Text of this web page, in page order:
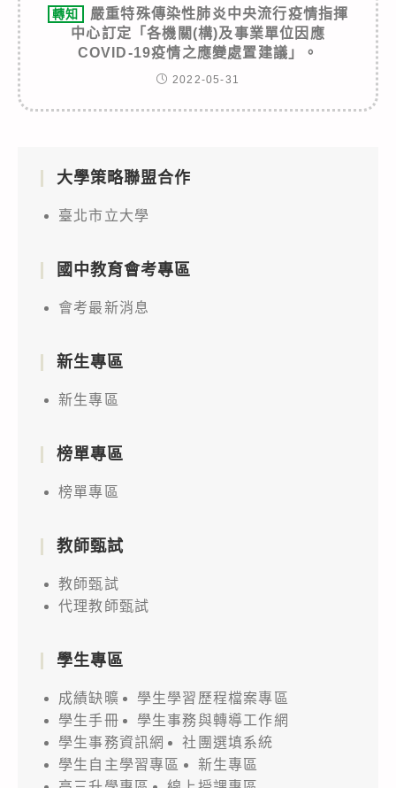
轉知
嚴重特殊傳染性肺炎中央流行疫情指揮
中心訂定「各機關(構)及事業單位因應
COVID-19疫情之應變處置建議」。
2022-05-31
大學策略聯盟合作
臺北市立大學
國中教育會考專區
會考最新消息
新生專區
新生專區
榜單專區
榜單專區
教師甄試
教師甄試
代理教師甄試
學生專區
成績缺曠
學生學習歷程檔案專區
學生手冊
學生事務與轉導工作網
學生事務資訊網
社團選填系統
學生自主學習專區
新生專區